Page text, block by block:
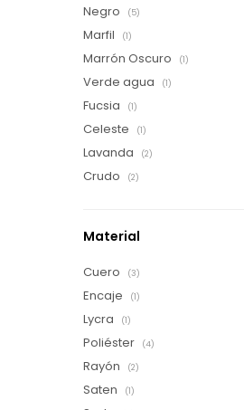
Negro (5)
Marfil (1)
Marrón Oscuro (1)
Verde agua (1)
Fucsia (1)
Celeste (1)
Lavanda (2)
Crudo (2)
Material
Cuero (3)
Encaje (1)
Lycra (1)
Poliéster (4)
Rayón (2)
Saten (1)